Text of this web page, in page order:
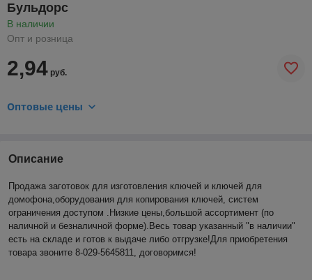
Бульдорс
В наличии
Опт и розница
2,94 руб.
Оптовые цены
Описание
Продажа заготовок для изготовления ключей и ключей для
домофона,оборудования для копирования ключей, систем
ограничения доступом .Низкие цены,большой ассортимент (по
наличной и безналичной форме).Весь товар указанный "в наличии"
есть на складе и готов к выдаче либо отгрузке!Для приобретения
товара звоните 8-029-5645811, договоримся!